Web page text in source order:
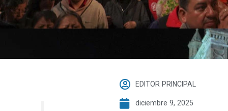
EDITOR PRINCIPAL
diciembre 9, 2025